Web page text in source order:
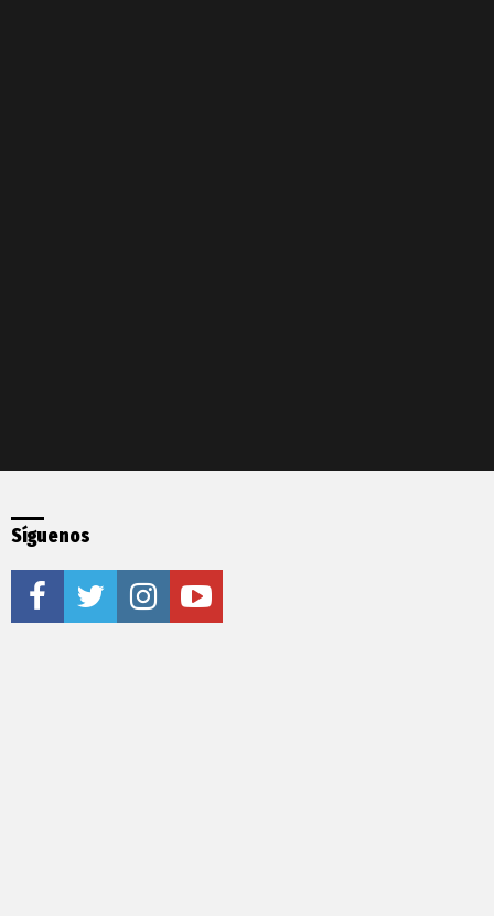
Síguenos
facebooktwitter instagramyoutube